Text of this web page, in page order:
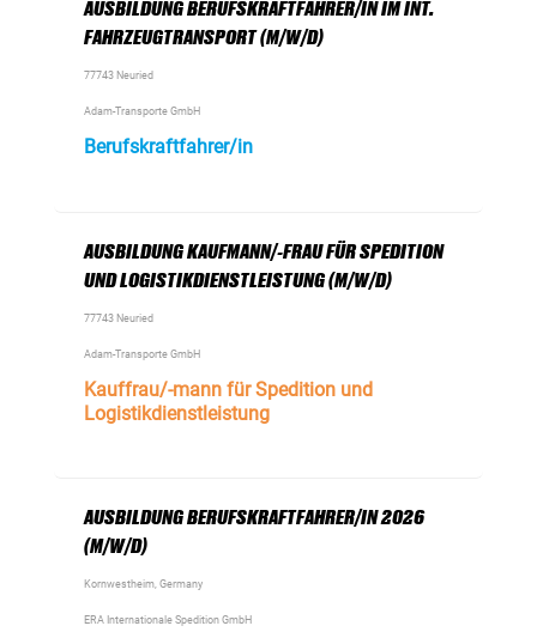
AUSBILDUNG BERUFSKRAFTFAHRER/IN IM INT.
FAHRZEUGTRANSPORT (M/W/D)
77743 Neuried
Adam-Transporte GmbH
Berufskraftfahrer/in
AUSBILDUNG KAUFMANN/-FRAU FÜR SPEDITION
UND LOGISTIKDIENSTLEISTUNG (M/W/D)
77743 Neuried
Adam-Transporte GmbH
Kauffrau/-mann für Spedition und
Logistikdienstleistung
AUSBILDUNG BERUFSKRAFTFAHRER/IN 2026
(M/W/D)
Kornwestheim, Germany
ERA Internationale Spedition GmbH